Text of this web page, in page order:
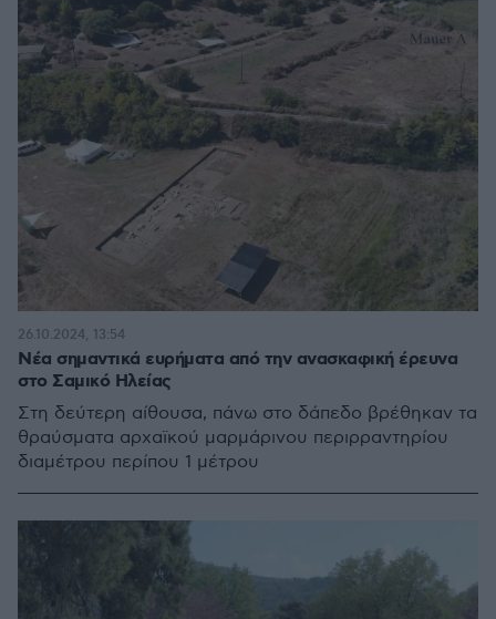
Νέα σημαντικά ευρήματα από την ανασκαφική έρευνα
στο Σαμικό Ηλείας
Στη δεύτερη αίθουσα, πάνω στο δάπεδο βρέθηκαν τα
θραύσματα αρχαϊκού μαρμάρινου περιρραντηρίου
διαμέτρου περίπου 1 μέτρου
26.10.2024, 13:54